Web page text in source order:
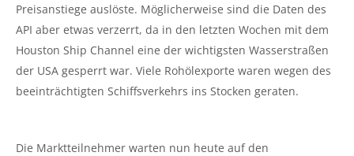
Preisanstiege auslöste. Möglicherweise sind die Daten des
API aber etwas verzerrt, da in den letzten Wochen mit dem
Houston Ship Channel eine der wichtigsten Wasserstraßen
der USA gesperrt war. Viele Rohölexporte waren wegen des
beeinträchtigten Schiffsverkehrs ins Stocken geraten.
Die Marktteilnehmer warten nun heute auf den